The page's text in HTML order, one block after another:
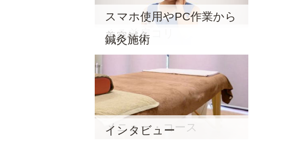
スマホ使用やPC作業から
くる首肩コリ
美容鍼灸
鍼灸施術
メニュー・コース
インタビュー